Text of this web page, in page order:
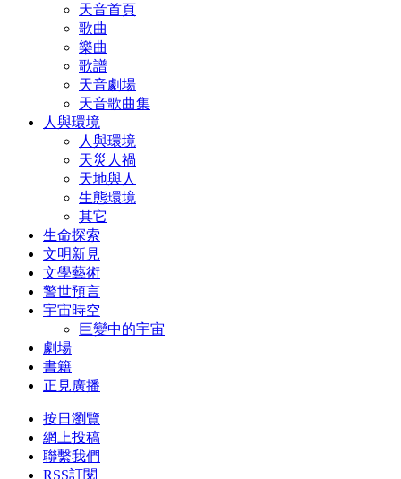
天音首頁
歌曲
樂曲
歌譜
天音劇場
天音歌曲集
人與環境
人與環境
天災人禍
天地與人
生態環境
其它
生命探索
文明新見
文學藝術
警世預言
宇宙時空
巨變中的宇宙
劇場
書籍
正見廣播
按日瀏覽
網上投稿
聯繫我們
RSS訂閱